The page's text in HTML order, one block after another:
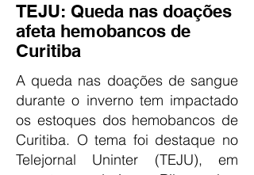
TEJU: Queda nas doações
afeta hemobancos de
Curitiba
A queda nas doações de sangue
durante o inverno tem impactado
os estoques dos hemobancos de
Curitiba. O tema foi destaque no
Telejornal Uninter (TEJU), em